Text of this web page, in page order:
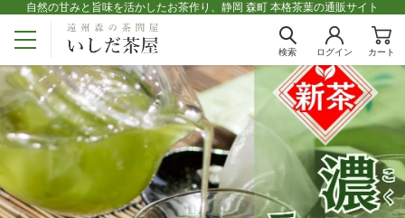
自然の甘みと旨味を活かしたお茶作り、静岡 森町 本格茶葉の通販サイト
検索 ログイン カート